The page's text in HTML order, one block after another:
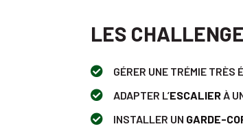
LES
GÉRER UNE TRÉMIE TRÈS
ADAPTER L’ESCALIER À
INSTALLER UN GARDE-